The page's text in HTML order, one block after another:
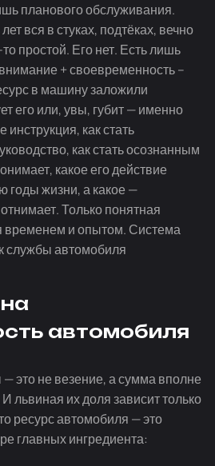
планового обслуживания.
вся в стуках, подтёках, вечно
простой. Его нет. Есть лишь
+ своевременность –
в машину заложили
его или, увы, губит — именно
инструкция, как стать
как стать осознанным
какое его действие
годы жизни, а какое —
Только понятная
временем и опытом. Система
службы автомобиля
автомобиля
это не везение, а сумма вполне
львиная их доля зависит только
ресурс автомобиля — это
главных ингредиента: